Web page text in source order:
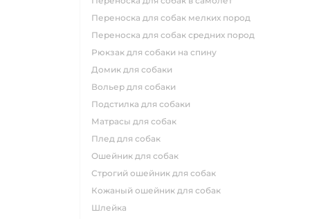
переноска для собак мелких пород
переноска для собак средних пород
рюкзак для собаки на спину
домик для собаки
вольер для собаки
подстилка для собаки
матрасы для собак
плед для собак
ошейник для собак
строгий ошейник для собак
кожаный ошейник для собак
шлейка